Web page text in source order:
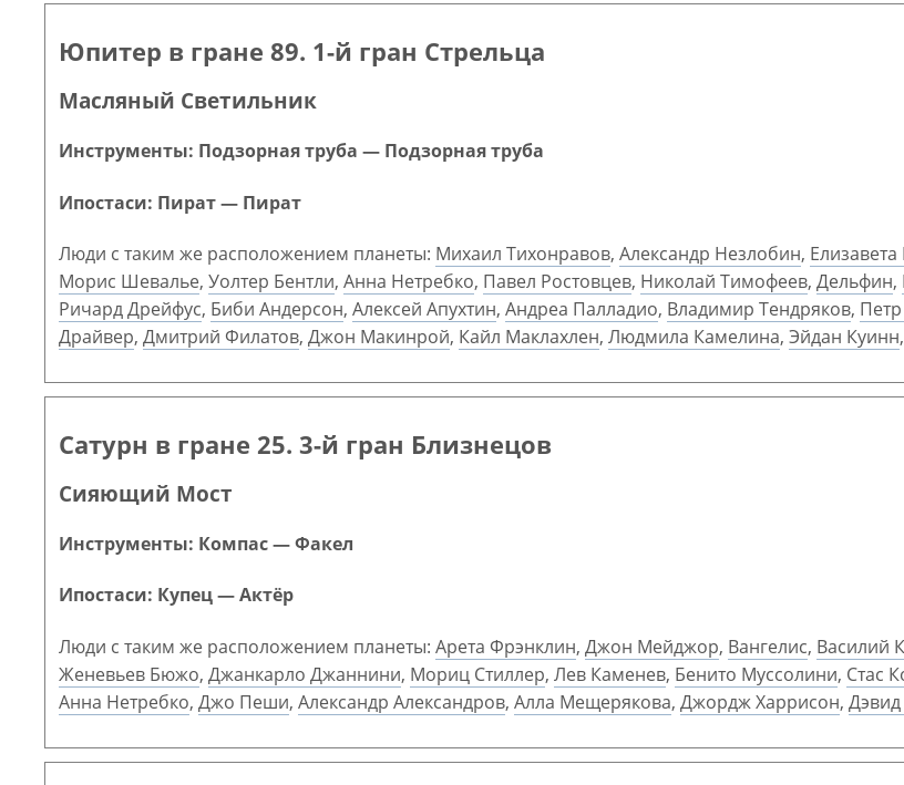
Юпитер в гране 89. 1-й гран Стрельца
Масляный Светильник
Инструменты: Подзорная труба — Подзорная труба
Ипостаси: Пират — Пират
Люди с таким же расположением планеты: Михаил Тихонравов, Александр Незлобин,
Морис Шевалье, Уолтер Бентли, Анна Нетребко, Павел Ростовцев, Николай Тимофеев, Дельфин,
Ричард Дрейфус, Биби Андерсон, Алексей Апухтин, Андреа Палладио, Владимир Тендряков,
Драйвер, Дмитрий Филатов, Джон Макинрой, Кайл Маклахлен, Людмила Камелина, Эйдан Куинн,
Сатурн в гране 25. 3-й гран Близнецов
Сияющий Мост
Инструменты: Компас — Факел
Ипостаси: Купец — Актёр
Люди с таким же расположением планеты: Арета Фрэнклин, Джон Мейджор, Вангелис, Василий
Женевьев Бюжо, Джанкарло Джаннини, Мориц Стиллер, Лев Каменев, Бенито Муссолини, Стас
Анна Нетребко, Джо Пеши, Александр Александров, Алла Мещерякова, Джордж Харрисон,